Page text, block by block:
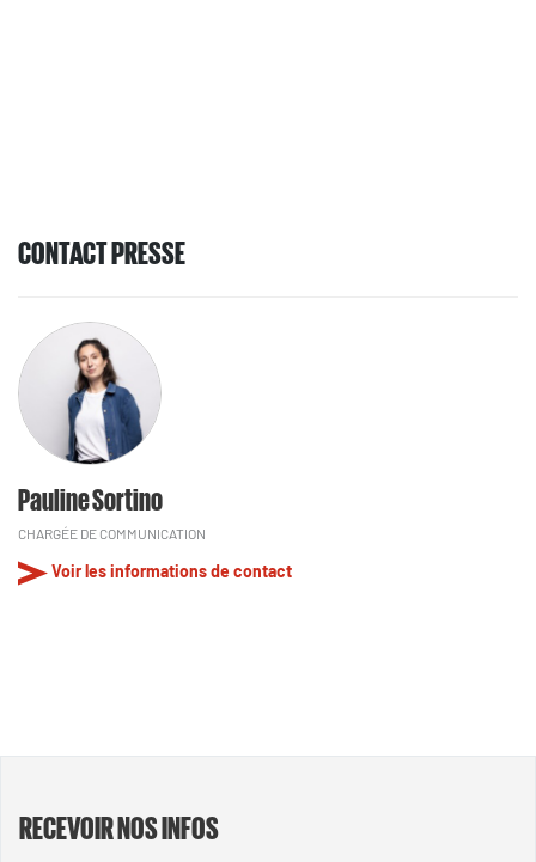
CONTACT PRESSE
Pauline Sortino
CHARGÉE DE COMMUNICATION
Voir les informations de contact
RECEVOIR NOS INFOS